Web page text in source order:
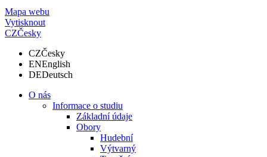
Mapa webu
Vytisknout
CZČesky
CZČesky
ENEnglish
DEDeutsch
O nás
Informace o studiu
Základní údaje
Obory
Hudební
Výtvarný